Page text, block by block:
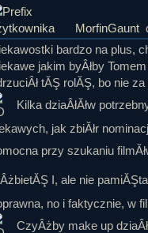
MorfinGaunt
bardzo na plus,
jakim byÂłby
tĂŞ rolĂŞ, bo nie
Kilka dziaÂłĂłw
jak zbiĂłr
przy szukaniu
I, ale nie
no i faktycznie, w
CzyÂżby make up